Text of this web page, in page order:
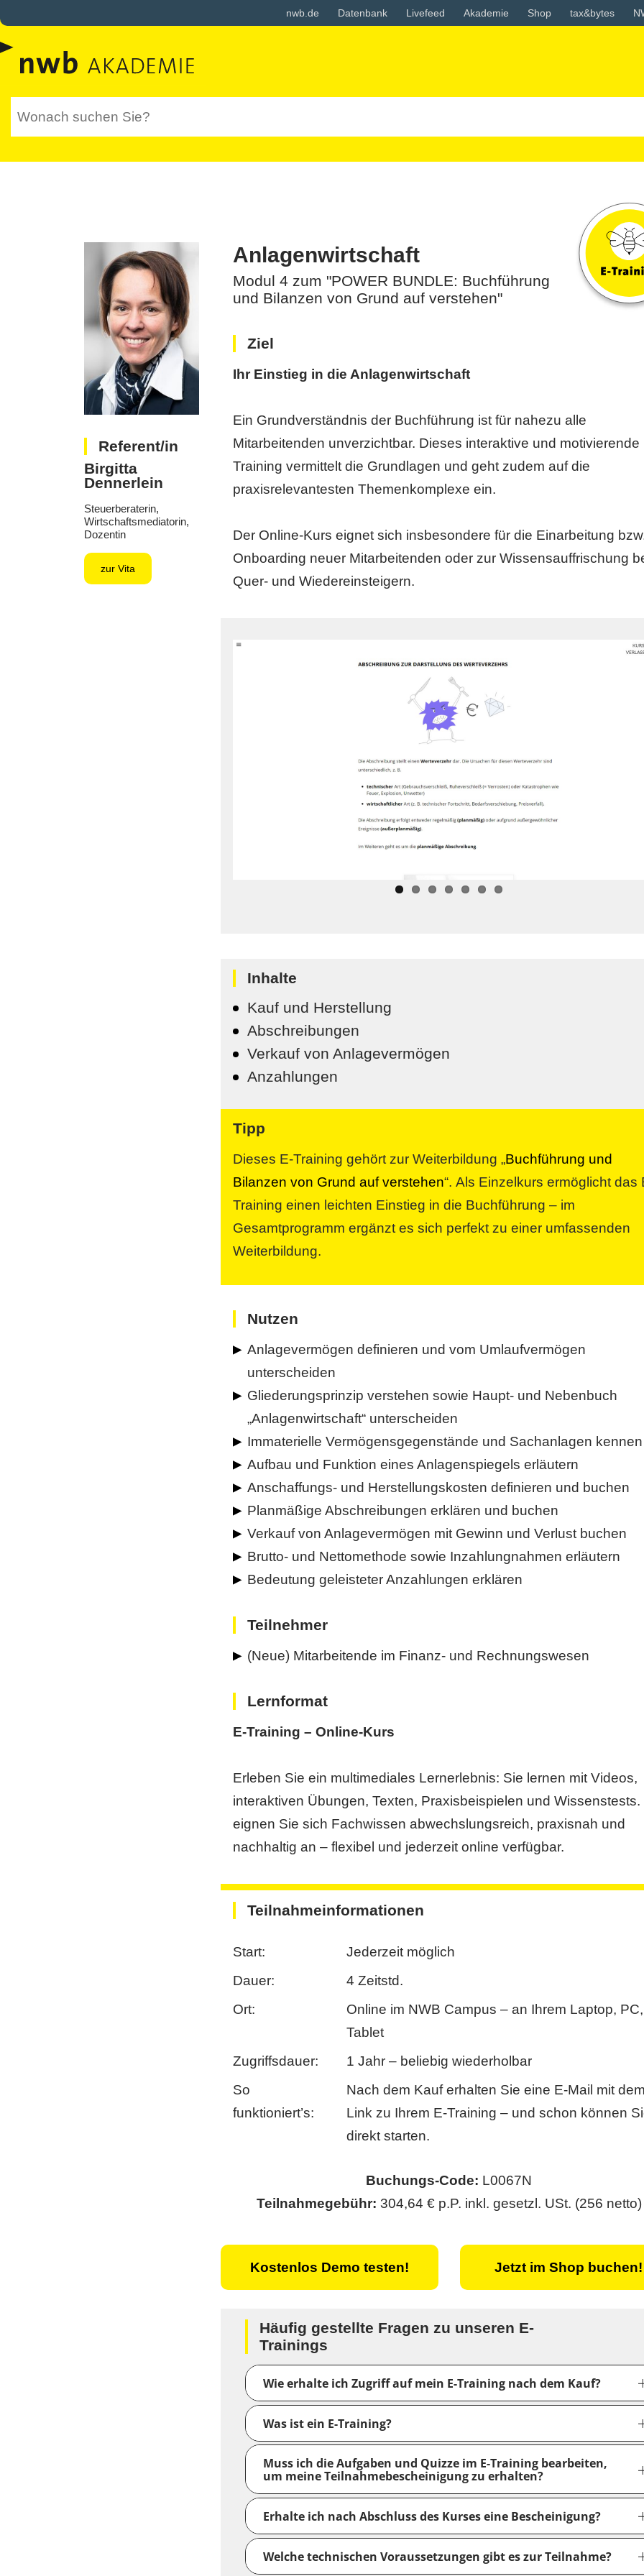
nwb.de Datenbank Livefeed Akademie Shop tax&bytes
Referent/in
Birgitta
Dennerlein
Steuerberaterin,
Wirtschaftsmediatorin,
Dozentin
zur Vita
Anlagenwirtschaft
Modul 4 zum "POWER BUNDLE: Buchführung
und Bilanzen von Grund auf verstehen"
Ziel
Ihr Einstieg in die Anlagenwirtschaft
Ein Grundverständnis der Buchführung ist für nahezu alle
Mitarbeitenden unverzichtbar. Dieses interaktive und motivierende
Training vermittelt die Grundlagen und geht zudem auf die
praxisrelevantesten Themenkomplexe ein.
Der Online-Kurs eignet sich insbesondere für die Einarbeitung
Onboarding neuer Mitarbeitenden oder zur Wissensauffrischung
Quer- und Wiedereinsteigern.
Inhalte
Kauf und Herstellung
Abschreibungen
Verkauf von Anlagevermögen
Anzahlungen
Tipp
Dieses E-Training gehört zur Weiterbildung „Buchführung und
Bilanzen von Grund auf verstehen“. Als Einzelkurs ermöglicht das
Training einen leichten Einstieg in die Buchführung – im
Gesamtprogramm ergänzt es sich perfekt zu einer umfassenden
Weiterbildung.
Nutzen
Anlagevermögen definieren und vom Umlaufvermögen
unterscheiden
Gliederungsprinzip verstehen sowie Haupt- und Nebenbuch
„Anlagenwirtschaft“ unterscheiden
Immaterielle Vermögensgegenstände und Sachanlagen kennen
Aufbau und Funktion eines Anlagenspiegels erläutern
Anschaffungs- und Herstellungskosten definieren und buchen
Planmäßige Abschreibungen erklären und buchen
Verkauf von Anlagevermögen mit Gewinn und Verlust buchen
Brutto- und Nettomethode sowie Inzahlungnahmen erläutern
Bedeutung geleisteter Anzahlungen erklären
Teilnehmer
(Neue) Mitarbeitende im Finanz- und Rechnungswesen
Lernformat
E-Training – Online-Kurs
Erleben Sie ein multimediales Lernerlebnis: Sie lernen mit Videos,
interaktiven Übungen, Texten, Praxisbeispielen und Wissenstests.
eignen Sie sich Fachwissen abwechslungsreich, praxisnah und
nachhaltig an – flexibel und jederzeit online verfügbar.
Teilnahmeinformationen
Start:
Jederzeit möglich
Dauer:
4 Zeitstd.
Ort:
Online im NWB Campus – an Ihrem Laptop, PC,
Tablet
Zugriffsdauer:
1 Jahr – beliebig wiederholbar
So
funktioniert’s:
Nach dem Kauf erhalten Sie eine E-Mail mit dem
Link zu Ihrem E-Training – und schon können
direkt starten.
Buchungs-Code: L0067N
Teilnahmegebühr: 304,64 € p.P. inkl. gesetzl. USt. (256 netto)
Kostenlos Demo testen! Jetzt im Shop buchen!
Häufig gestellte Fragen zu unseren E-
Trainings
Wie erhalte ich Zugriff auf mein E-Training nach dem Kauf?
Was ist ein E-Training?
Muss ich die Aufgaben und Quizze im E-Training bearbeiten,
um meine Teilnahmebescheinigung zu erhalten?
Erhalte ich nach Abschluss des Kurses eine Bescheinigung?
Welche technischen Voraussetzungen gibt es zur Teilnahme?